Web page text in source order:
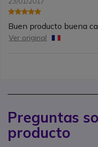
Buen producto buena
Ver original
Preguntas
producto